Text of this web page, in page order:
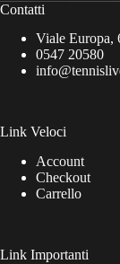
Contatti
Viale Europa,
0547 20580
Link Veloci
Account
Checkout
Carrello
Link Importanti